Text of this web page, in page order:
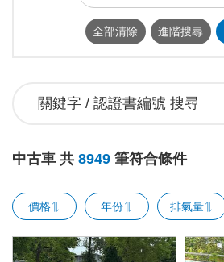
ALL 台北市 新北市
全部清除 進階搜尋
中古車 共 8949 筆符合條件
價格 年份 排氣量